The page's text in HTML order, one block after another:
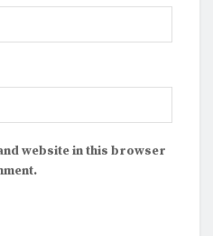
website in this browser